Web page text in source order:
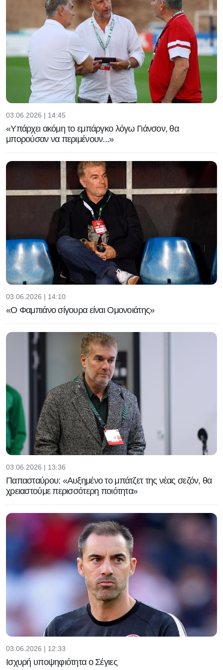
03.06.2026 | 14:45
«Υπάρχει ακόμη το εμπάργκο λόγω Γιάνσον, θα
μπορούσαν να περιμένουν...»
03.06.2026 | 14:10
«Ο Φαμπιάνο σίγουρα είναι Ομονοιάτης»
03.06.2026 | 13:36
Παπασταύρου: «Αυξημένο το μπάτζετ της νέας σεζόν, θα
χρειαστούμε περισσότερη ποιότητα»
03.06.2026 | 12:33
Ισχυρή υποψηφιότητα ο Σέγιες